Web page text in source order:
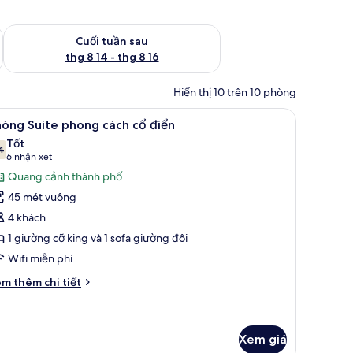
thg 8 7 - thg 8 9
Cuối tuần sau
thg 8 14 - thg 8 16
Kiểm tra lượng phòng cuối tuần tới từ thg 8 14 - thg 8 16
Hiển thị 10 trên 10 phòng
cao cấp, minibar, két bảo mật tại phòng, bànPhòng Suite phong cách cổ điển | Bộ đồ
6 Suite phong cách cổ điển
trên 10
Tốt
6 nhận xét
(6
nhận
xét)
Quang cảnh thành phố
45 mét vuông
4 khách
1 giường cỡ king và 1 sofa giường đôi
Wifi miễn phí
thêm chi tiết
Xem giá